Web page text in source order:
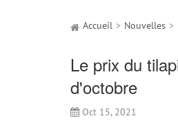
Accueil Nouvelles
Le prix du
d'octobre
Oct 15, 2021